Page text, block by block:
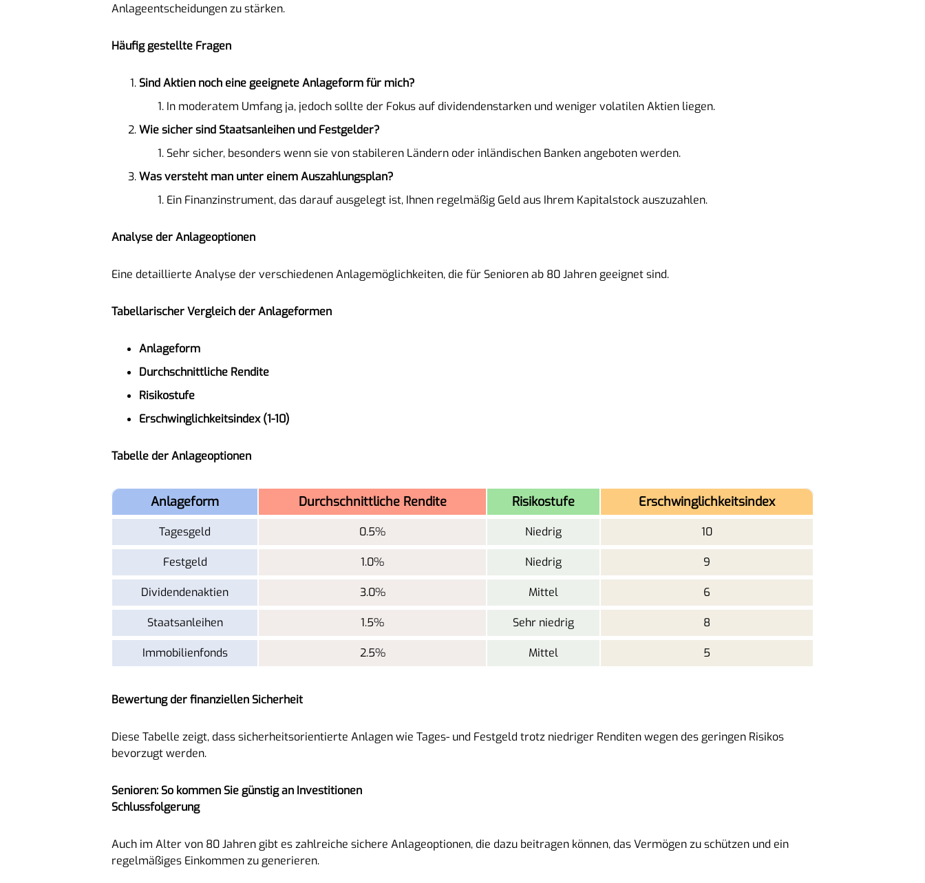
Anlageentscheidungen zu stärken.
Häufig gestellte Fragen
Sind Aktien noch eine geeignete Anlageform für mich?
In moderatem Umfang ja, jedoch sollte der Fokus auf dividendenstarken und weniger volatilen Aktien liegen.
Wie sicher sind Staatsanleihen und Festgelder?
Sehr sicher, besonders wenn sie von stabileren Ländern oder inländischen Banken angeboten werden.
Was versteht man unter einem Auszahlungsplan?
Ein Finanzinstrument, das darauf ausgelegt ist, Ihnen regelmäßig Geld aus Ihrem Kapitalstock auszuzahlen.
Analyse der Anlageoptionen
Eine detaillierte Analyse der verschiedenen Anlagemöglichkeiten, die für Senioren ab 80 Jahren geeignet sind.
Tabellarischer Vergleich der Anlageformen
Anlageform
Durchschnittliche Rendite
Risikostufe
Erschwinglichkeitsindex (1-10)
Tabelle der Anlageoptionen
Anlageform Durchschnittliche Rendite Risikostufe Erschwinglichkeitsindex
Tagesgeld 0.5% Niedrig 10
Festgeld 1.0% Niedrig 9
Dividendenaktien 3.0% Mittel 6
Staatsanleihen 1.5% Sehr niedrig 8
Immobilienfonds 2.5% Mittel 5
Bewertung der finanziellen Sicherheit
Diese Tabelle zeigt, dass sicherheitsorientierte Anlagen wie Tages- und Festgeld trotz niedriger Renditen wegen des geringen Risikos
bevorzugt werden.
Senioren: So kommen Sie günstig an Investitionen
Schlussfolgerung
Auch im Alter von 80 Jahren gibt es zahlreiche sichere Anlageoptionen, die dazu beitragen können, das Vermögen zu schützen und ein
regelmäßiges Einkommen zu generieren.